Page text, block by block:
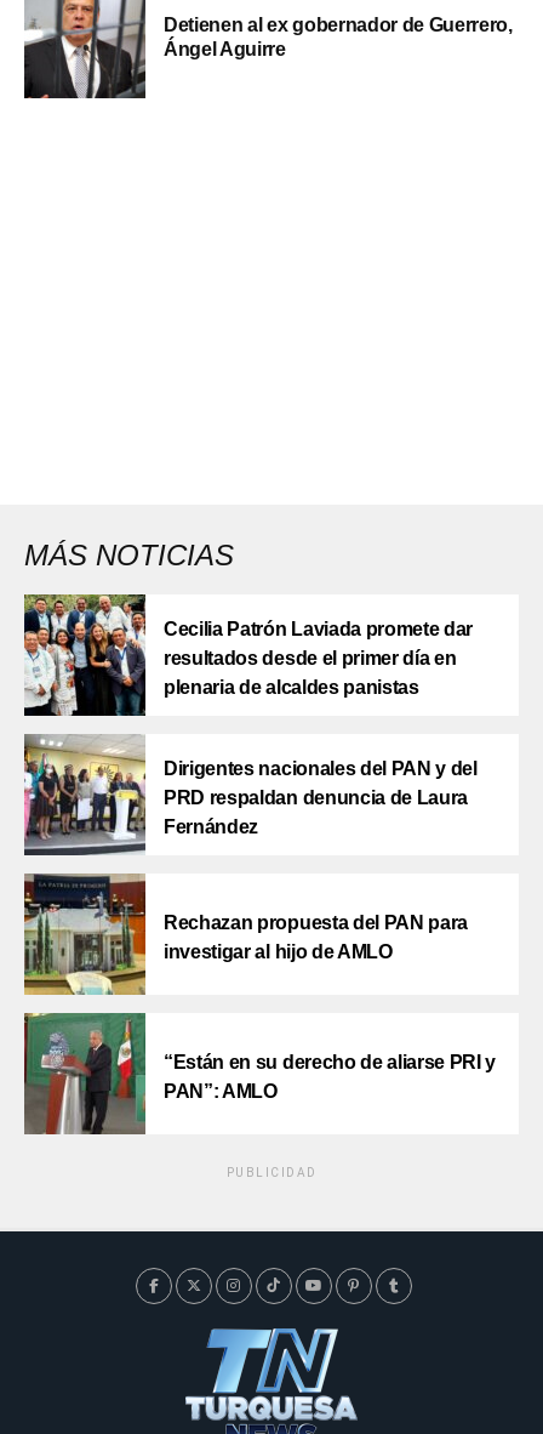
Detienen al ex gobernador de Guerrero,
Ángel Aguirre
MÁS NOTICIAS
Cecilia Patrón Laviada promete dar
resultados desde el primer día en
plenaria de alcaldes panistas
Dirigentes nacionales del PAN y del
PRD respaldan denuncia de Laura
Fernández
Rechazan propuesta del PAN para
investigar al hijo de AMLO
“Están en su derecho de aliarse PRI y
PAN”: AMLO
PUBLICIDAD